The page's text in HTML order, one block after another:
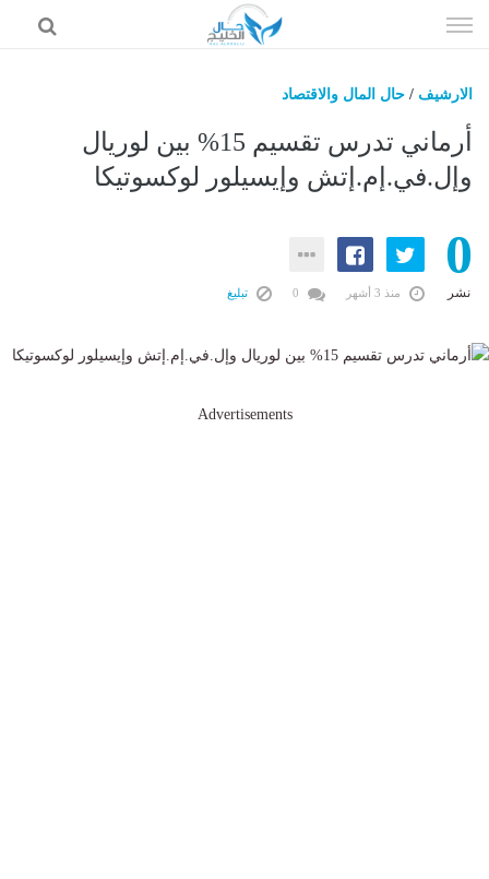
الى
الارشيف / حال المال والاقتصاد
أرماني تدرس تقسيم 15% بين لوريال
وإل.في.إم.إتش وإيسيلور لوكسوتيكا
0
نشر منذ 3 أشهر تبليغ
Advertisements
حال السعودية
حال الإمارات